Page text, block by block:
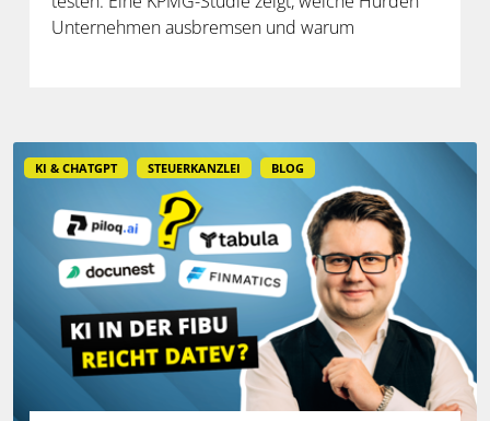
Unternehmen ausbremsen und warum
KI & CHATGPT STEUERKANZLEI BLOG